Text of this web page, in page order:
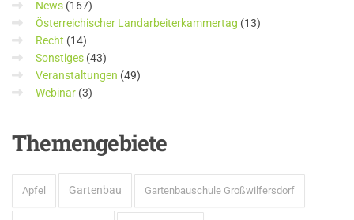
News (167)
Österreichischer Landarbeiterkammertag (13)
Recht (14)
Sonstiges (43)
Veranstaltungen (49)
Webinar (3)
Themengebiete
Apfel Gartenbau Gartenbauschule Großwilfersdorf